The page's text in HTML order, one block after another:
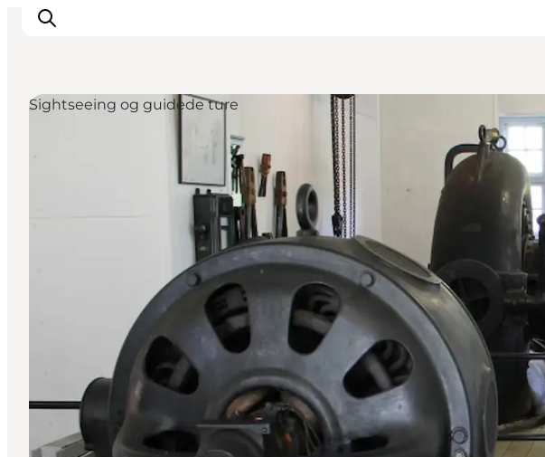
Sightseeing og guidede ture